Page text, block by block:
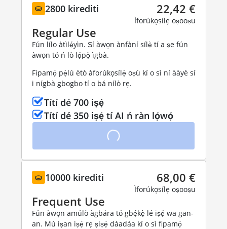
2800 kirediti 22,42 €
Ìforúkọsílẹ oṣooṣu
Regular Use
Fún lílo àtìlẹ́yìn. Ṣí àwọn ànfàní sílẹ̀ tí a ṣe fún
àwọn tó ń lò lọ́pọ̀ ìgbà.
Fipamọ́ pẹ̀lú ètò àforúkọsílẹ̀ oṣù kí o sì ní ààyè sí
i nígbà gbogbo tí o bá nílò rẹ.
Títí dé 700 iṣẹ́
Títí dé 350 iṣẹ́ tí AI ń ràn lọ́wọ́
10000 kirediti 68,00 €
Ìforúkọsílẹ oṣooṣu
Frequent Use
Fún àwọn amúlò àgbára tó gbẹ́kẹ̀ lé iṣẹ́ wa gan-
an. Mú iṣan iṣẹ́ rẹ ṣiṣẹ́ dáadáa kí o sì fipamọ́